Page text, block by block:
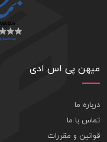
میهن پی اس ادی
درباره ما
تماس با ما
قوانین و مقررات